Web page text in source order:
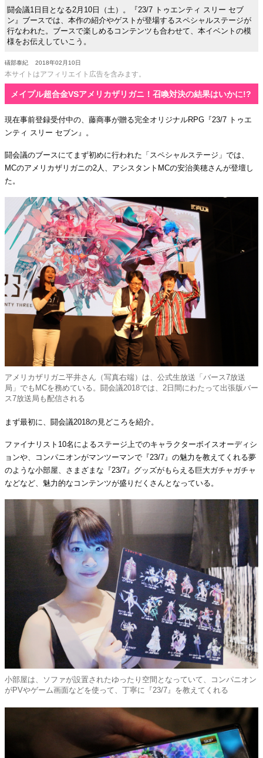
闘会議1日目となる2月10日（土）。『23/7 トゥエンティ スリー セブ
ン』ブースでは、本作の紹介やゲストが登場するスペシャルステージが
行なわれた。ブースで楽しめるコンテンツも合わせて、本イベントの模
様をお伝えしていこう。
礒部泰紀 2018年02月10日
本サイトはアフィリエイト広告を含みます。
メイプル超合金VSアメリカザリガニ！召喚対決の結果はいかに!?
現在事前登録受付中の、藤商事が贈る完全オリジナルRPG『23/7 トゥエ
ンティ スリー セブン』。
闘会議のブースにてまず初めに行われた「スペシャルステージ」では、
MCのアメリカザリガニの2人、アシスタントMCの安治美穂さんが登壇し
た。
アメリカザリガニ平井さん（写真右端）は、公式生放送「バース7放送
局」でもMCを務めている。闘会議2018では、2日間にわたって出張版バー
ス7放送局も配信される
まず最初に、闘会議2018の見どころを紹介。
ファイナリスト10名によるステージ上でのキャラクターボイスオーディシ
ョンや、コンパニオンがマンツーマンで『23/7』の魅力を教えてくれる夢
のような小部屋、さまざまな『23/7』グッズがもらえる巨大ガチャガチャ
などなど、魅力的なコンテンツが盛りだくさんとなっている。
小部屋は、ソファが設置されたゆったり空間となっていて、コンパニオン
がPVやゲーム画面などを使って、丁寧に『23/7』を教えてくれる